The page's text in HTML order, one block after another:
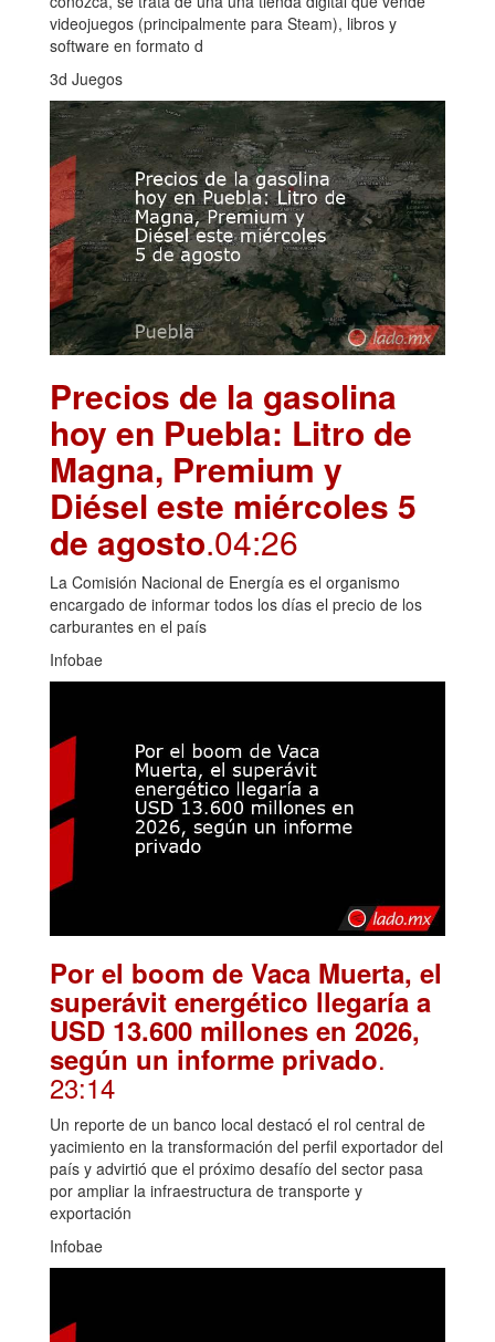
videojuegos (principalmente para Steam), libros y
software en formato d
3d Juegos
Precios de la gasolina
hoy en Puebla: Litro de
Magna, Premium y
Diésel este miércoles 5
de agosto.04:26
La Comisión Nacional de Energía es el organismo
encargado de informar todos los días el precio de los
carburantes en el país
Infobae
Por el boom de Vaca Muerta, el
superávit energético llegaría a
USD 13.600 millones en 2026,
según un informe privado.
23:14
Un reporte de un banco local destacó el rol central de
yacimiento en la transformación del perfil exportador del
país y advirtió que el próximo desafío del sector pasa
por ampliar la infraestructura de transporte y
exportación
Infobae